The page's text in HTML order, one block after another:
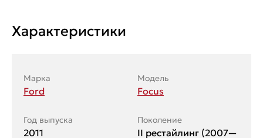
Характеристики
Марка
Ford
Модель
Focus
Год выпуска
2011
Поколение
II рестайлинг (2007—